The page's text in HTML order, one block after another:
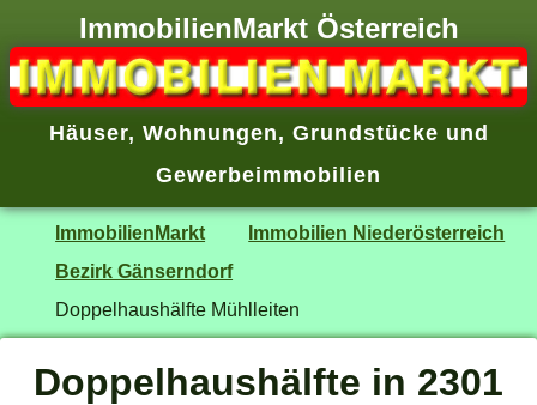
ImmobilienMarkt Österreich
Häuser, Wohnungen, Grundstücke und
Gewerbeimmobilien
ImmobilienMarkt
Immobilien Niederösterreich
Bezirk Gänserndorf
Doppelhaushälfte Mühlleiten
Doppelhaushälfte in 2301